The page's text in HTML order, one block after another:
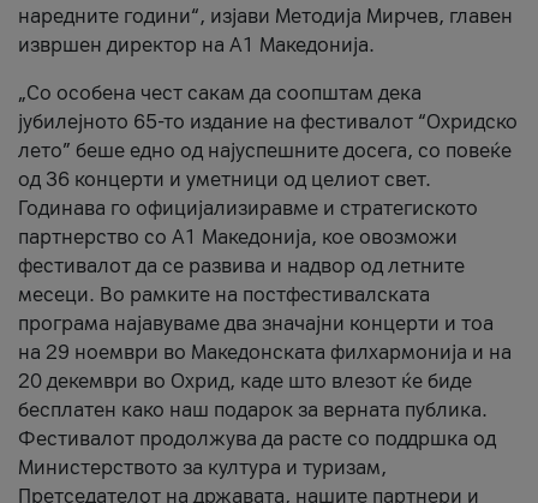
наредните години“, изјави Методија Мирчев, главен
извршен директор на A1 Македонија.
„Со особена чест сакам да соопштам дека
јубилејното 65-то издание на фестивалот “Охридско
лето” беше едно од најуспешните досега, со повеќе
од 36 концерти и уметници од целиот свет.
Годинава го официјализиравме и стратегиското
партнерство со А1 Македонија, кое овозможи
фестивалот да се развива и надвор од летните
месеци. Во рамките на постфестивалската
програма најавуваме два значајни концерти и тоа
на 29 ноември во Македонската филхармонија и на
20 декември во Охрид, каде што влезот ќе биде
бесплатен како наш подарок за верната публика.
Фестивалот продолжува да расте со поддршка од
Министерството за култура и туризам,
Претседателот на државата, нашите партнери и